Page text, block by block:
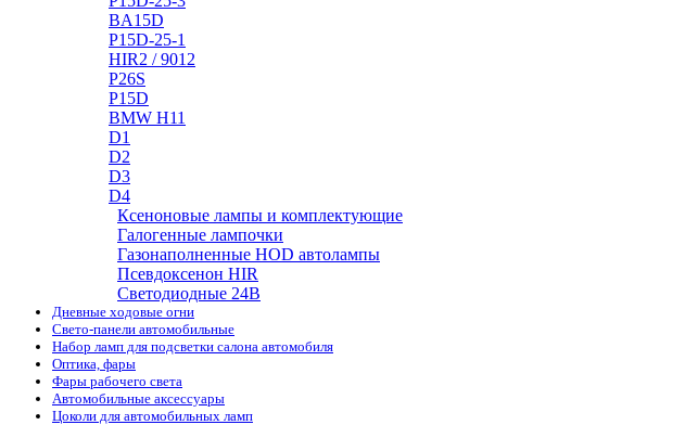
BA15D
P15D-25-1
HIR2 / 9012
P26S
P15D
BMW H11
D1
D2
D3
D4
Ксеноновые лампы и комплектующие
Галогенные лампочки
Газонаполненные HOD автолампы
Псевдоксенон HIR
Cветодиодные 24B
Дневные ходовые огни
Свето-панели автомобильные
Набор ламп для подсветки салона автомобиля
Оптика, фары
Фары рабочего света
Автомобильные аксессуары
Цоколи для автомобильных ламп